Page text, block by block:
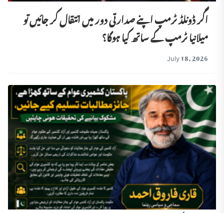
اگر ڈونلڈ ٹرمپ اپنے صدارتی دور میں انتقال کر جائیں تو
میلانیا ٹرمپ کے ساتھ کیا ہوگا؟
July 18, 2026